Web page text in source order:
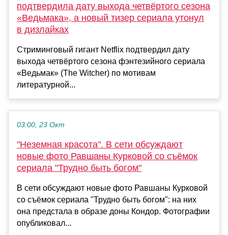
подтвердила дату выхода четвёртого сезона
«Ведьмака», а новый тизер сериала утонул
в дизлайках
Стриминговый гигант Netflix подтвердил дату
выхода четвёртого сезона фэнтезийного сериала
«Ведьмак» (The Witcher) по мотивам
литературной...
03:00, 23 Окт
"Неземная красота". В сети обсуждают
новые фото Равшаны Курковой со съёмок
сериала "Трудно быть богом"
В сети обсуждают новые фото Равшаны Курковой
со съёмок сериала "Трудно быть богом": на них
она предстала в образе доны Кондор. Фотографии
опубликовал...